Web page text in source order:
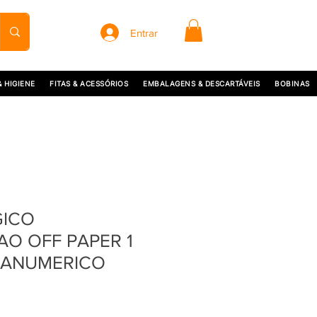
Entrar
HIGIENE FITAS & ACESSÓRIOS EMBALAGENS & DESCARTÁVEIS BOBINAS
OFF PAPER 1